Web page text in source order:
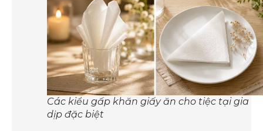
Các kiểu gấp khăn giấy ăn cho tiệc tại gia
dịp đặc biệt